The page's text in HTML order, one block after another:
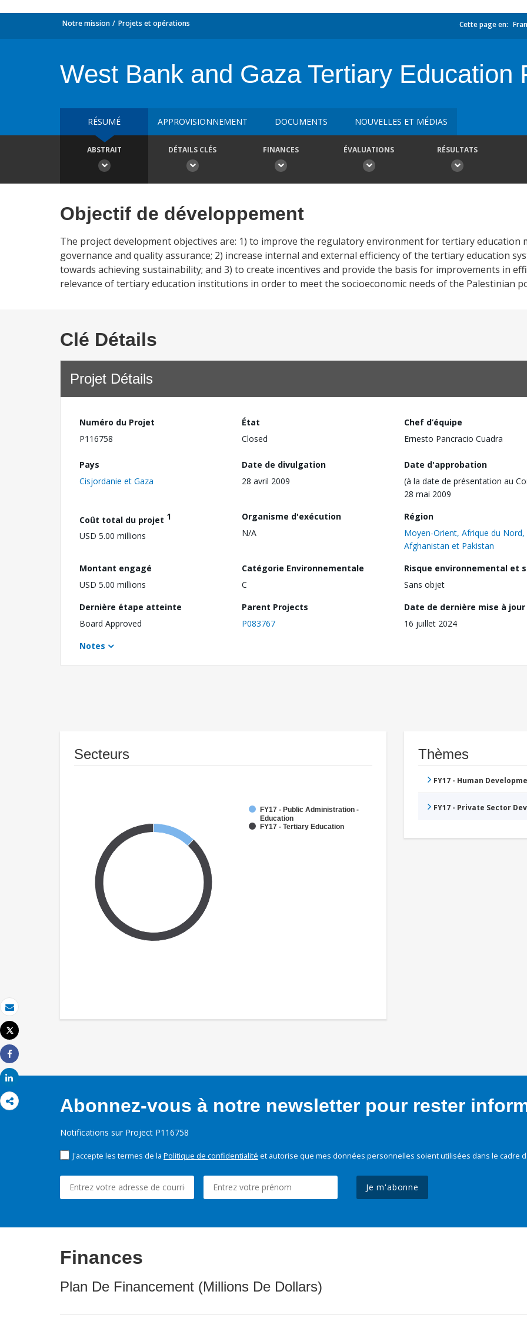
Email
Imprimer
Tweet
Share
Share
Notre mission Projets et opérations Cette page en:
West Bank and Gaza Tertiary Education
RÉSUMÉ APPROVISIONNEMENT DOCUMENTS NOUVELLES ET MÉDIAS
ABSTRAIT DÉTAILS CLÉS FINANCES ÉVALUATIONS RÉSULTATS
Objectif de développement
The project development objectives are: 1) to improve the regulatory environment for tertiary education
governance and quality assurance; 2) increase internal and external efficiency of the tertiary education
towards achieving sustainability; and 3) to create incentives and provide the basis for improvements in
relevance of tertiary education institutions in order to meet the socioeconomic needs of the Palestinian
Clé Détails
Projet Détails
Numéro du Projet
P116758
État
Closed
Chef d’équipe
Ernesto Pancracio Cuadra
Pays
Cisjordanie et Gaza
Date de divulgation
28 avril 2009
Date d'approbation
(à la date de présentation au
28 mai 2009
Coût total du projet 1
USD 5.00 millions
Organisme d'exécution
N/A
Région
Moyen-Orient, Afrique du Nord,
Afghanistan et Pakistan
Montant engagé
USD 5.00 millions
Catégorie Environnementale
C
Risque environnemental et
Sans objet
Dernière étape atteinte
Board Approved
Parent Projects
P083767
Date de dernière mise à jour
16 juillet 2024
Notes
Secteurs
FY17 - Public Administration -
Education
FY17 - Tertiary Education
Thèmes
FY17 - Human
FY17 - Private Sector
Abonnez-vous à notre newsletter pour rester
Notifications sur Project P116758
J'accepte les termes de la Politique de confidentialité et autorise que mes données personnelles soient utilisées dans le cadre
Je m'abonne
Finances
Plan De Financement (Millions De Dollars)